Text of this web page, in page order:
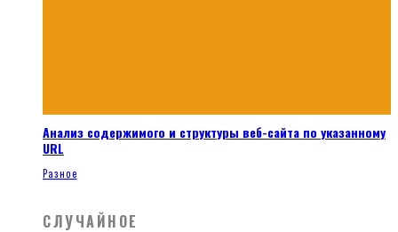
Анализ содержимого и структуры веб-сайта по указанному
URL
Разное
СЛУЧАЙНОЕ